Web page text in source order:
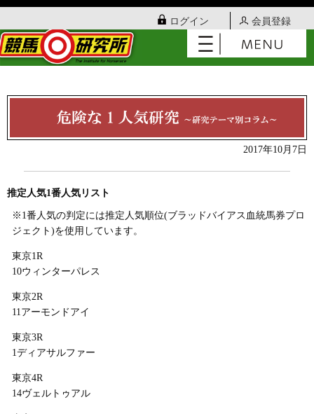
ログイン 会員登録
2017年10月7日
推定人気1番人気リスト
※1番人気の判定には推定人気順位(ブラッドバイアス血統馬券プロ
ジェクト)を使用しています。
東京1R
10ウィンターパレス
東京2R
11アーモンドアイ
東京3R
1ディアサルファー
東京4R
14ヴェルトゥアル